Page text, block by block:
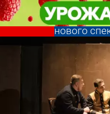
«Рисан»
нового
Город
«Рисан»
нового
Город
Другие
теме
Погода
валют